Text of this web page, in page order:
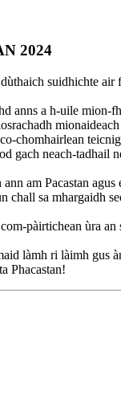
2024
suidhichte air
anns a h-uile mion-
chomhairlean
gach neach-tadhail
am Pacastan
chall sa mhargaidh
pàirtichean ùra
làmh ri làimh gus
Phacastan!